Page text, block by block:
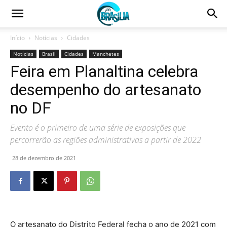
Início Notícias Cidades
Notícias Brasil Cidades Manchetes
Feira em Planaltina celebra
desempenho do artesanato
no DF
Evento é o primeiro de uma série de exposições que
percorrerão as regiões administrativas a partir de 2022
28 de dezembro de 2021
O artesanato do Distrito Federal fecha o ano de 2021 com